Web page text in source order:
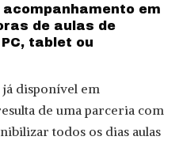
em
de aulas de
tablet ou
disponível em
de uma parceria com
todos os dias aulas